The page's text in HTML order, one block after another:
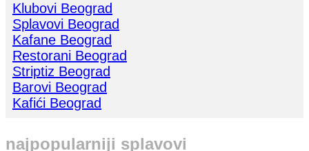
Klubovi Beograd
Splavovi Beograd
Kafane Beograd
Restorani Beograd
Striptiz Beograd
Barovi Beograd
Kafići Beograd
najpopularniji splavovi